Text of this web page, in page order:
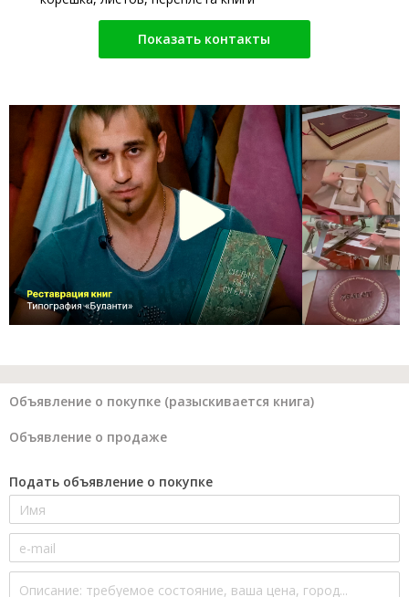
Показать контакты
Объявление о покупке (разыскивается книга)
Объявление о продаже
Подать объявление о покупке